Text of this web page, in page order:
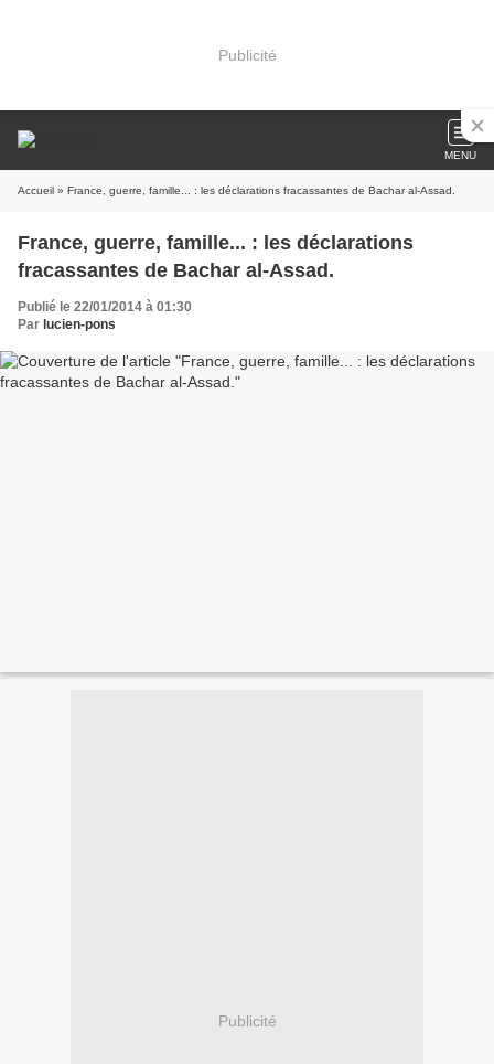
Publicité
MENU
Accueil » France, guerre, famille... : les déclarations fracassantes de Bachar al-Assad.
France, guerre, famille... : les déclarations
fracassantes de Bachar al-Assad.
Publié le 22/01/2014 à 01:30
Par lucien-pons
Publicité